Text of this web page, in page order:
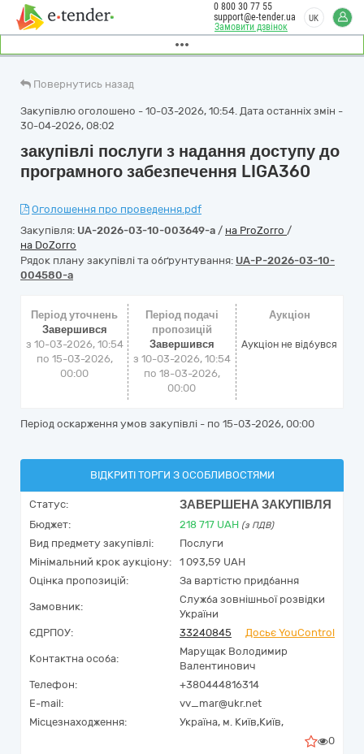
Замовити дзвінок
0 800 30 77 55
support@e-tender.ua
UK
Повернутись назад
Закупівлю оголошено - 10-03-2026, 10:54. Дата останніх змін -
30-04-2026, 08:02
закупівлі послуги з надання доступу до
програмного забезпечення LIGA360
Оголошення про проведення.pdf
Закупівля: UA-2026-03-10-003649-a / на ProZorro /
на DoZorro
Рядок плану закупівлі та обґрунтування: UA-P-2026-03-10-
004580-a
Період уточнень
Завершився
з 10-03-2026, 10:54
по 15-03-2026,
00:00
Період подачі
пропозицій
Завершився
з 10-03-2026, 10:54
по 18-03-2026,
00:00
Аукціон
Аукціон не відбувся
Період оскарження умов закупівлі - по 15-03-2026, 00:00
ВІДКРИТІ ТОРГИ З ОСОБЛИВОСТЯМИ
Статус: ЗАВЕРШЕНА ЗАКУПІВЛЯ
Бюджет: 218 717 UAH (з ПДВ)
Вид предмету закупівлі:
Послуги
Мінімальний крок аукціону:
1 093,59 UAH
Оцінка пропозицій:
За вартістю придбання
Замовник:
Служба зовнішньої розвідки
України
ЄДРПОУ:
33240845 Досьє YouControl
Контактна особа:
Марущак Володимир
Валентинович
Телефон:
+380444816314
E-mail:
vv_mar@ukr.net
Місцезнаходження:
Україна, м. Київ,Київ,
0